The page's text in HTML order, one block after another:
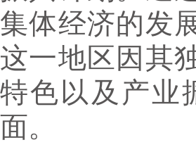
集体经济的发
这一地区因其
特色以及产业
面。